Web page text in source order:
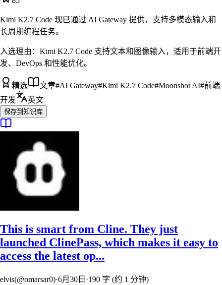
Kimi K2.7 Code 现已通过 AI Gateway 提供，支持多模态输入和
长周期编程任务。
入选理由： Kimi K2.7 Code 支持文本和图像输入，适用于前端开
发、DevOps 和性能优化。
精选 文章#AI Gateway#Kimi K2.7 Code#Moonshot AI#前端
开发
英文
保存到知识库
This is smart from Cline. They just
launched ClinePass, which makes it easy to
access the latest op...
elvis(@omarsar0)·6月30日 ·190 字 (约 1 分钟)